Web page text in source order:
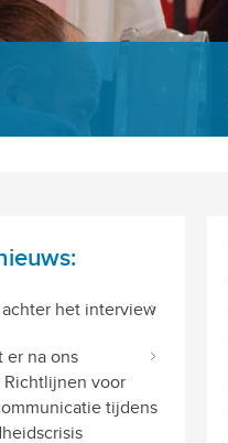
het interview
er na ons
Richtlijnen voor
tijdens